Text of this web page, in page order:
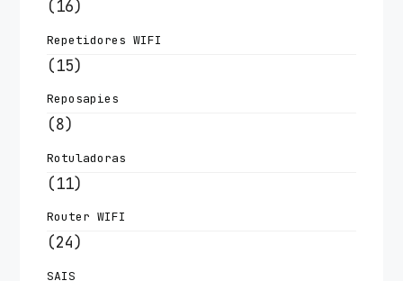
(16)
Repetidores WIFI
(15)
Reposapies
(8)
Rotuladoras
(11)
Router WIFI
(24)
SAIS